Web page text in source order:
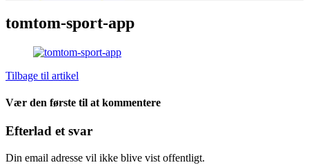
tomtom-sport-app
Tilbage til artikel
Vær den første til at kommentere
Efterlad et svar
Din email adresse vil ikke blive vist offentligt.